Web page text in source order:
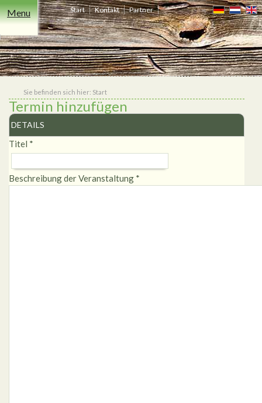
Menu
Freizeit
Übernachten
Events
Essen
&
Trinken
Niederrhein
Heiraten
Shop
Start Kontakt Partner
Sie befinden sich hier: Start
Termin hinzufügen
DETAILS
Titel *
Beschreibung der Veranstaltung *